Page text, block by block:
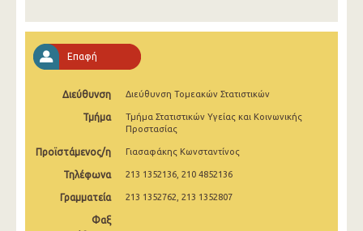
2015
2014
2013
2012
2010
Επαφή
Διεύθυνση Διεύθυνση Τομεακών Στατιστικών
Τμήμα
Τμήμα Στατιστικών Υγείας και Κοινωνικής
Προστασίας
Προϊστάμενος/η Γιασαφάκης Κωνσταντίνος
Τηλέφωνα 213 1352136, 210 4852136
Γραμματεία 213 1352762, 213 1352807
Φαξ